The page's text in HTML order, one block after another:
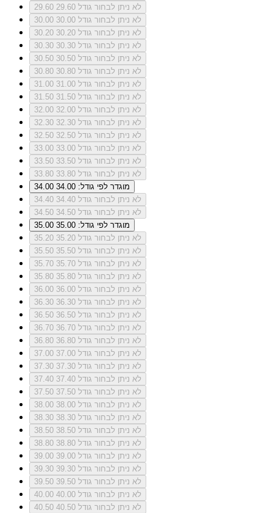
29.60
לא ניתן לבחור גודל 29.60
30.00
לא ניתן לבחור גודל 30.00
30.20
לא ניתן לבחור גודל 30.20
30.30
לא ניתן לבחור גודל 30.30
30.50
לא ניתן לבחור גודל 30.50
30.80
לא ניתן לבחור גודל 30.80
31.00
לא ניתן לבחור גודל 31.00
31.50
לא ניתן לבחור גודל 31.50
32.00
לא ניתן לבחור גודל 32.00
32.30
לא ניתן לבחור גודל 32.30
32.50
לא ניתן לבחור גודל 32.50
33.00
לא ניתן לבחור גודל 33.00
33.50
לא ניתן לבחור גודל 33.50
33.80
לא ניתן לבחור גודל 33.80
34.00
מוגדר לפי גודל: 34.00
34.40
לא ניתן לבחור גודל 34.40
34.50
לא ניתן לבחור גודל 34.50
35.00
מוגדר לפי גודל: 35.00
35.20
לא ניתן לבחור גודל 35.20
35.50
לא ניתן לבחור גודל 35.50
35.70
לא ניתן לבחור גודל 35.70
35.80
לא ניתן לבחור גודל 35.80
36.00
לא ניתן לבחור גודל 36.00
36.30
לא ניתן לבחור גודל 36.30
36.50
לא ניתן לבחור גודל 36.50
36.70
לא ניתן לבחור גודל 36.70
36.80
לא ניתן לבחור גודל 36.80
37.00
לא ניתן לבחור גודל 37.00
37.30
לא ניתן לבחור גודל 37.30
37.40
לא ניתן לבחור גודל 37.40
37.50
לא ניתן לבחור גודל 37.50
38.00
לא ניתן לבחור גודל 38.00
38.30
לא ניתן לבחור גודל 38.30
38.50
לא ניתן לבחור גודל 38.50
38.80
לא ניתן לבחור גודל 38.80
39.00
לא ניתן לבחור גודל 39.00
39.30
לא ניתן לבחור גודל 39.30
39.50
לא ניתן לבחור גודל 39.50
40.00
לא ניתן לבחור גודל 40.00
40.50
לא ניתן לבחור גודל 40.50